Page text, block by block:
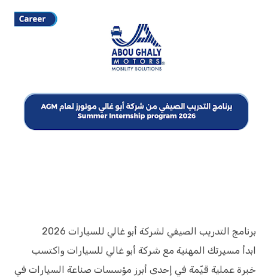
برنامج التدريب الصيفي لشركة أبو غالي للسيارات 2026
ابدأ مسيرتك المهنية مع شركة أبو غالي للسيارات واكتسب
خبرة عملية قيّمة في إحدى أبرز مؤسسات صناعة السيارات في